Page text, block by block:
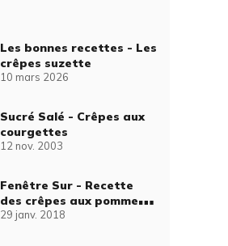
Les bonnes recettes - Les
crêpes suzette
10 mars 2026
Sucré Salé - Crêpes aux
courgettes
12 nov. 2003
Fenêtre Sur - Recette
des crêpes aux pommes
caramélisées
29 janv. 2018